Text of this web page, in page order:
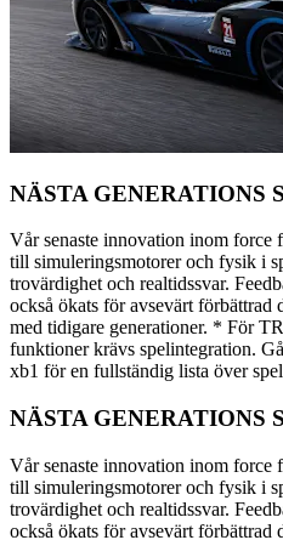
NÄSTA GENERATIONS
Vår senaste innovation inom force
till simuleringsmotorer och fysik i
trovärdighet och realtidssvar.
också ökats för avsevärt
med tidigare generationer. * För
funktioner krävs spelintegration.
xb1 för en fullständig lista över
NÄSTA GENERATIONS
Vår senaste innovation inom force
till simuleringsmotorer och fysik i
trovärdighet och realtidssvar.
också ökats för avsevärt